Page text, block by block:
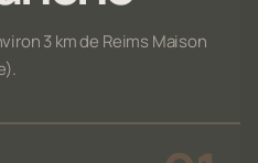
3 km de Reims Maison